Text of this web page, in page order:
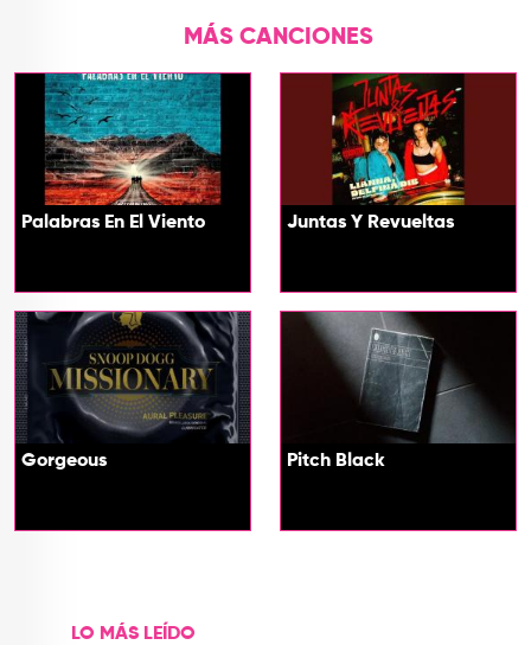
MÁS CANCIONES
Palabras En El Viento Juntas Y Revueltas
Gorgeous Pitch Black
LO MÁS LEÍDO